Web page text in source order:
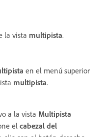
la vista multipista.
en el menú superior
multipista.
a la vista Multipista
el cabezal del